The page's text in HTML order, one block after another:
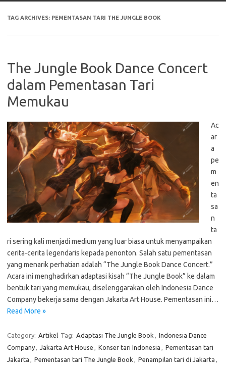
TAG ARCHIVES: PEMENTASAN TARI THE JUNGLE BOOK
The Jungle Book Dance Concert
dalam Pementasan Tari
Memukau
Ac
ar
a
pe
m
en
ta
sa
n
ta
ri sering kali menjadi medium yang luar biasa untuk menyampaikan
cerita-cerita legendaris kepada penonton. Salah satu pementasan
yang menarik perhatian adalah “The Jungle Book Dance Concert.”
Acara ini menghadirkan adaptasi kisah “The Jungle Book” ke dalam
bentuk tari yang memukau, diselenggarakan oleh Indonesia Dance
Company bekerja sama dengan Jakarta Art House. Pementasan ini…
Read More »
Category: Artikel Tag: Adaptasi The Jungle Book , Indonesia Dance
Company, Jakarta Art House , Konser tari Indonesia , Pementasan tari
Jakarta , Pementasan tari The Jungle Book , Penampilan tari di Jakarta ,